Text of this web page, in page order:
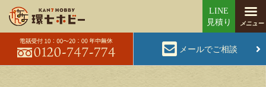
メールでご相談